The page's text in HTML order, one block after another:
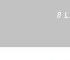
8